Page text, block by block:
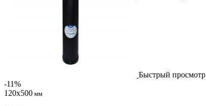
Быстрый просмотр
-11%
120х500 мм